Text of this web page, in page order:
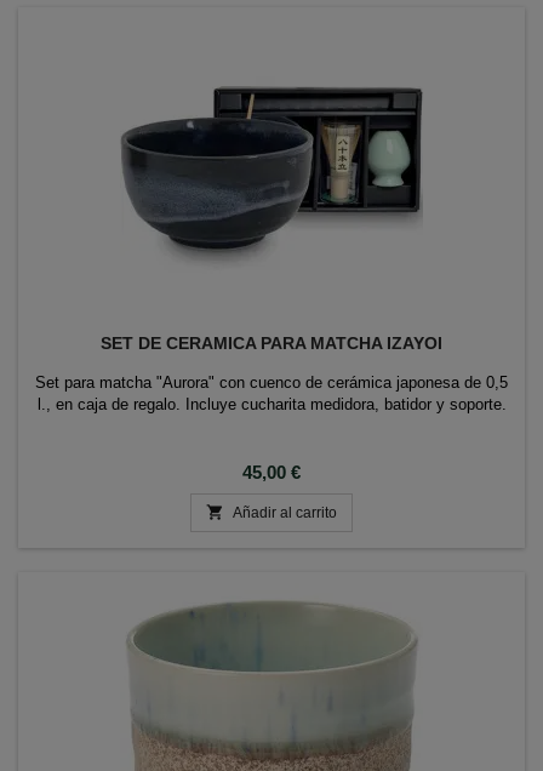
SET DE CERAMICA PARA MATCHA IZAYOI
Set para matcha "Aurora" con cuenco de cerámica japonesa de 0,5
l., en caja de regalo. Incluye cucharita medidora, batidor y soporte.
Precio
45,00 €
 Añadir al carrito